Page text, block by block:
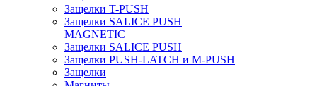
Защелки T-PUSH
Защелки SALICE PUSH
MAGNETIC
Защелки SALICE PUSH
Защелки PUSH-LATCH и M-PUSH
Защелки